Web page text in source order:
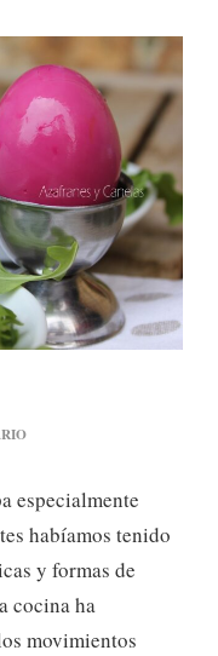
EN
GASTRONÓMICOS
QUE
MARCAN
EL
RUMBO
DE
LA
especialmente
habíamos tenido
y formas de
cocina ha
movimientos